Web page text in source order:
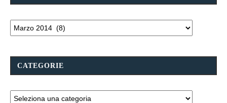
CATEGORIE